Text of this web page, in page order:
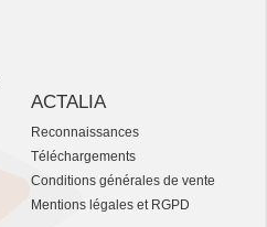
ACTALIA
Reconnaissances
Téléchargements
Conditions générales de vente
Mentions légales et RGPD